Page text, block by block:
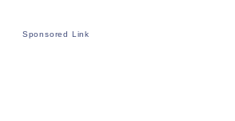
Sponsored Link